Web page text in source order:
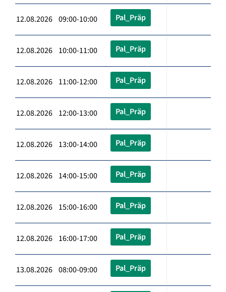
12.08.2026 09:00-10:00 Pal_Präp
12.08.2026 10:00-11:00 Pal_Präp
12.08.2026 11:00-12:00 Pal_Präp
12.08.2026 12:00-13:00 Pal_Präp
12.08.2026 13:00-14:00 Pal_Präp
12.08.2026 14:00-15:00 Pal_Präp
12.08.2026 15:00-16:00 Pal_Präp
12.08.2026 16:00-17:00 Pal_Präp
13.08.2026 08:00-09:00 Pal_Präp